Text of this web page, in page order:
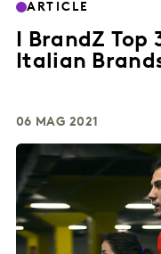
ARTICLE
I BrandZ Top
Italian
06 MAG 2021